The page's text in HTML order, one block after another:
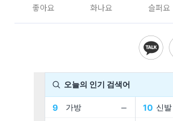
좋아요 화나요 슬퍼요